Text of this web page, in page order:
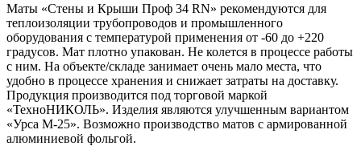
Маты «Стены и Крыши Проф 34 RN» рекомендуются для
теплоизоляции трубопроводов и промышленного
оборудования с температурой применения от -60 до +220
градусов. Мат плотно упакован. Не колется в процессе работы
с ним. На объекте/складе занимает очень мало места, что
удобно в процессе хранения и снижает затраты на доставку.
Продукция производится под торговой маркой
«ТехноНИКОЛЬ». Изделия являются улучшенным вариантом
«Урса М-25». Возможно производство матов с армированной
алюминиевой фольгой.